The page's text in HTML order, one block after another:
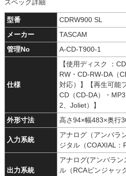
スペック詳細
型番
CDRW900 SL
メーカー
TASCAM
管理No
A-CD-T900-1
仕様
【使用ディスク ：
RW・CD-RW-DA（
対応）】【再生可能
CD（CD-DA）・
2、Joliet）】
外形寸法
高さ94×幅483×奥行
入力系統
アナログ（アンバラ
ジタル（COAXIAL：
出力系統
アナログ(アンバラン
ル（RCAピンジャッ